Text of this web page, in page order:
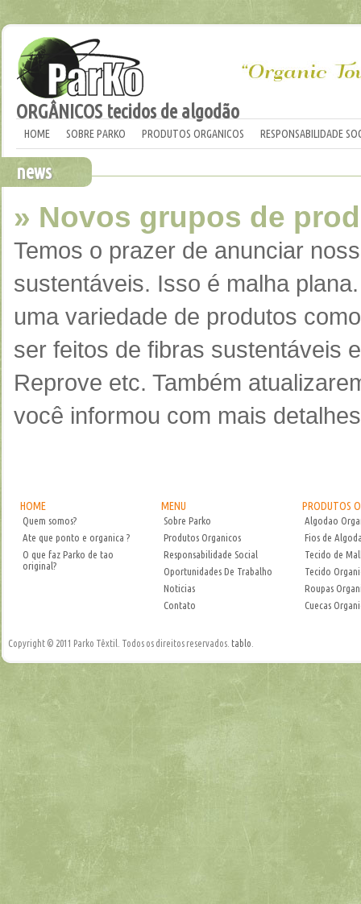
ORGÂNICOS tecidos de algodão
HOME SOBRE PARKO PRODUTOS ORGANICOS RESPONSABILIDADE
news
» Novos grupos de
Temos o prazer de anunciar
sustentáveis. Isso é malha
uma variedade de produtos
ser feitos de fibras sustentáveis
Reprove etc. Também
você informou com mais
HOME
Quem somos?
Ate que ponto e organica ?
O que faz Parko de tao
original?
MENU
Sobre Parko
Produtos Organicos
Responsabilidade Social
Oportunidades De Trabalho
Noticias
Contato
PRODUTOS
Algodao
Fios de
Tecido de
Tecido
Roupas
Cuecas
Copyright © 2011 Parko Têxtil. Todos os direitos reservados. tablo